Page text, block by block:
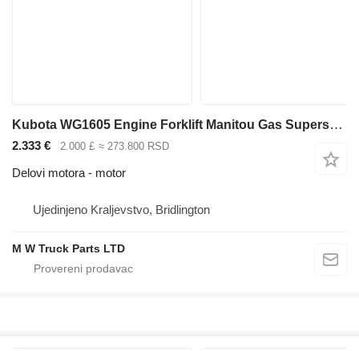
Kubota WG1605 Engine Forklift Manitou Gas Supersedes D905 and D1105 Low motor za Manitou teleskopskog utovarivača
2.333 € 2.000 £ ≈ 273.800 RSD
Delovi motora - motor
Ujedinjeno Kraljevstvo, Bridlington
M W Truck Parts LTD